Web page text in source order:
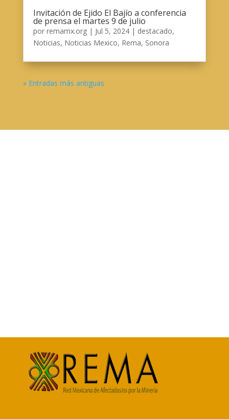
Invitación de Ejido El Bajío a conferencia
de prensa el martes 9 de julio
por remamx.org| Jul 5, 2024| destacado,
Noticias, Noticias Mexico, Rema, Sonora
« Entradas más antiguas